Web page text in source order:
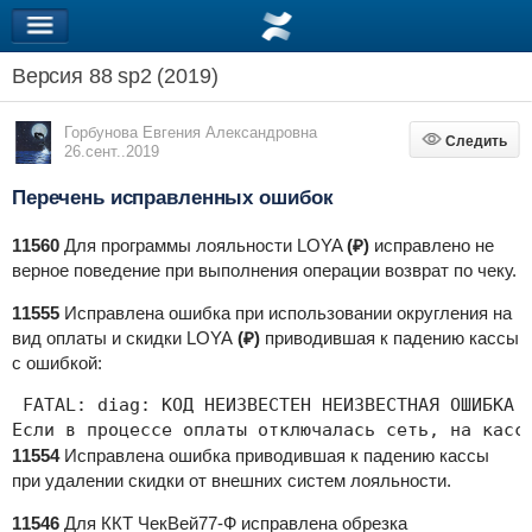
Версия 88 sp2 (2019)
Горбунова Евгения Александровна
26.сент..2019
Следить
Следить
Перечень исправленных ошибок
11560 Для программы лояльности LOYA(₽)исправлено не
верное поведение при выполнения операции возврат по чеку.
11555 Исправлена ошибка при использовании округления на
вид оплаты и скидки LOYA (₽)приводившая к падению кассы
с ошибкой:
Если в процессе оплаты отключалась сеть, на
11554 Исправлена ошибка приводившая к падению кассы
при удалении скидки от внешних систем лояльности.
11546 Для ККТ ЧекВей77-Ф исправлена обрезка